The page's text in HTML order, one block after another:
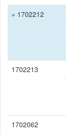
» 1702212
1702213
1702062